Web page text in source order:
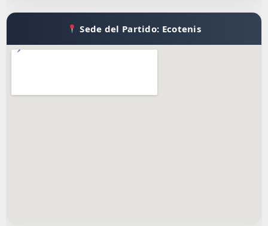
Sede del Partido: Ecotenis